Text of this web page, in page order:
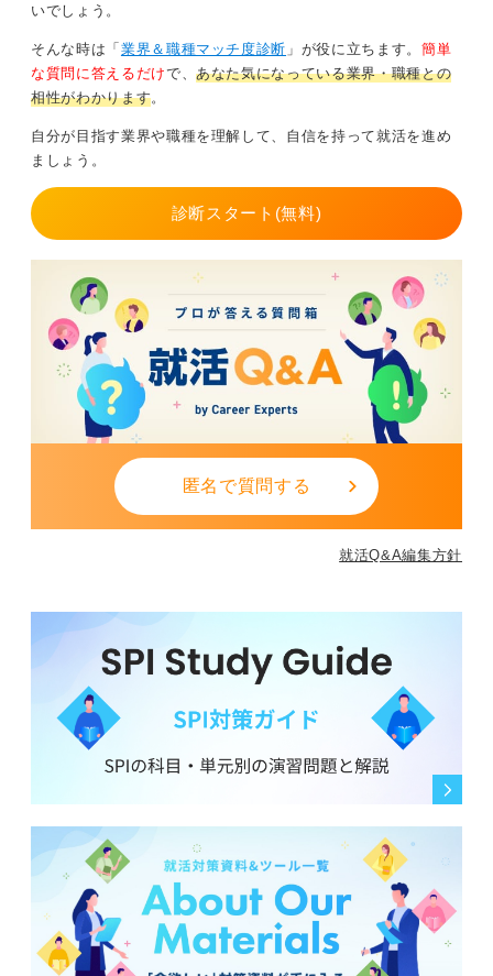
いでしょう。
そんな時は「 業界＆職種マッチ度診断 」が役に立ちます。 簡単
な質問に答えるだけで、あなた気になっている業界・職種との
相性がわかります。
自分が目指す業界や職種を理解して、自信を持って就活を進め
ましょう。
診断スタート(無料)
匿名で質問する
就活Q&A編集方針